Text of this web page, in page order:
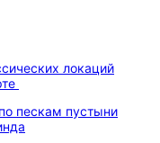
локаций
пескам пустыни